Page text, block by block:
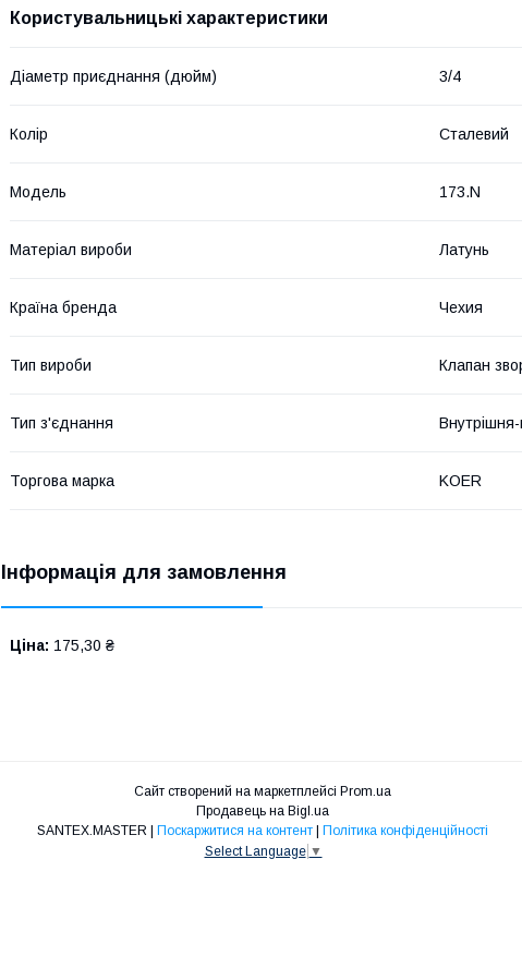
Користувальницькі характеристики
Діаметр приєднання (дюйм) 3/4
Колір Сталевий
Мoдель 173.N
Матеріал вироби Латунь
Країна бренда Чехия
Тип вироби Клапан
Тип з'єднання
Торгова марка KOER
Інформація для замовлення
Ціна: 175,30 ₴
Сайт створений на маркетплейсі Prom.ua
Продавець на Bigl.ua
Поскаржитися на контент
Політика конфіденційності
Select Language ▼